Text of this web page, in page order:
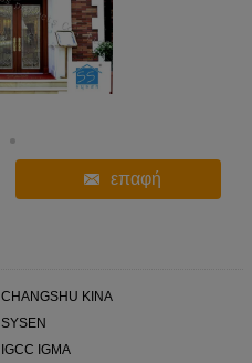
επαφή
CHANGSHU ΚΙΝΑ
SYSEN
IGCC IGMA